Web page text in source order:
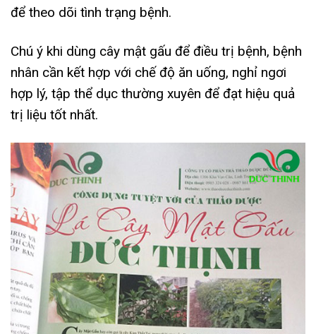
để theo dõi tình trạng bệnh.
Chú ý khi dùng cây mật gấu để điều trị bệnh, bệnh
nhân cần kết hợp với chế độ ăn uống, nghỉ ngơi
hợp lý, tập thể dục thường xuyên để đạt hiệu quả
trị liệu tốt nhất.